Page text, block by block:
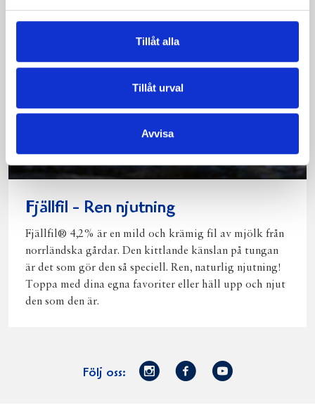
Tillåt alla
Tillåt urval
Avvisa
Fjällfil - Ren njutning
Fjällfil® 4,2% är en mild och krämig fil av mjölk från
norrländska gårdar. Den kittlande känslan på tungan
är det som gör den så speciell. Ren, naturlig njutning!
Toppa med dina egna favoriter eller häll upp och njut
den som den är.
Följ oss:
Norrmejerier
Facebook
Youtube